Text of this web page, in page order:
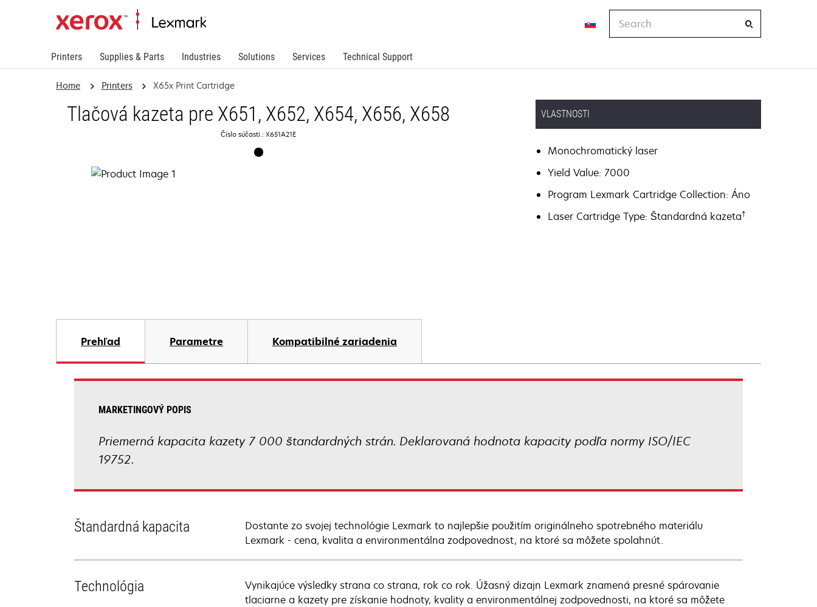
Printers Supplies & Parts Industries Solutions Services Technical Support
Home Printers X65x Print Cartridge
Tlačová kazeta pre X651, X652, X654, X656, X658
Číslo súčasti.: X651A21E
VLASTNOSTI
Monochromatický laser
Yield Value: 7000
Program Lexmark Cartridge Collection: Áno
Laser Cartridge Type: Štandardná kazeta†
Prehľad Parametre Kompatibilné zariadenia
MARKETINGOVÝ POPIS
Priemerná kapacita kazety 7 000 štandardných strán. Deklarovaná hodnota kapacity podľa normy ISO/IEC
19752.
Štandardná kapacita
Dostante zo svojej technológie Lexmark to najlepšie použitím originálneho spotrebného materiálu
Lexmark - cena, kvalita a environmentálna zodpovednost, na ktoré sa môžete spolahnút.
Technológia
Vynikajúce výsledky strana co strana, rok co rok. Úžasný dizajn Lexmark znamená presné spárovanie
tlaciarne a kazety pre získanie hodnoty, kvality a environmentálnej zodpovednosti, na ktoré sa môžete